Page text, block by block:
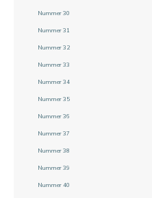
Nummer 30
Nummer 31
Nummer 32
Nummer 33
Nummer 34
Nummer 35
Nummer 36
Nummer 37
Nummer 38
Nummer 39
Nummer 40